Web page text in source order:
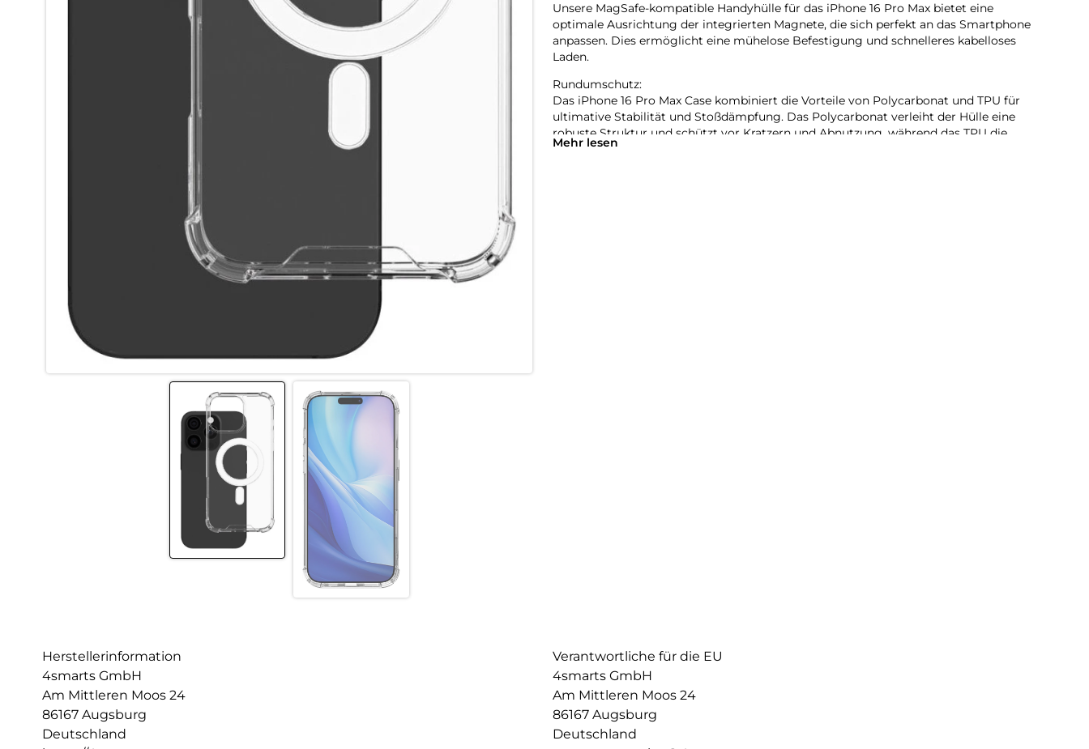
Unsere MagSafe-kompatible Handyhülle für das iPhone 16 Pro Max bietet eine
optimale Ausrichtung der integrierten Magnete, die sich perfekt an das Smartphone
anpassen. Dies ermöglicht eine mühelose Befestigung und schnelleres kabelloses
Laden.
Rundumschutz:
Das iPhone 16 Pro Max Case kombiniert die Vorteile von Polycarbonat und TPU für
ultimative Stabilität und Stoßdämpfung. Das Polycarbonat verleiht der Hülle eine
robuste Struktur und schützt vor Kratzern und Abnutzung, während das TPU die
Fähigkeit besitzt, Stöße effektiv zu absorbieren und das Handy vor versehentlichen
Mehr lesen
Herstellerinformation
4smarts GmbH
Am Mittleren Moos 24
86167 Augsburg
Deutschland
Verantwortliche für die EU
4smarts GmbH
Am Mittleren Moos 24
86167 Augsburg
Deutschland